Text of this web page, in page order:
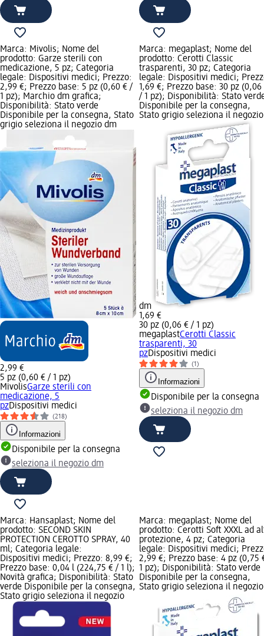
Marca: Mivolis; Nome del
prodotto: Garze sterili con
medicazione, 5 pz; Categoria
legale: Dispositivi medici; Prezzo:
2,99 €; Prezzo base: 5 pz (0,60 € /
1 pz); Marchio dm grafica;
Disponibilità: Stato verde
Disponibile per la consegna, Stato
grigio seleziona il negozio dm
2,99 €
5 pz (0,60 € / 1 pz)
MivolisGarze sterili con
medicazione, 5
pzDispositivi medici
(218)
Informazioni
Disponibile per la consegna
seleziona il negozio dm
Marca: megaplast; Nome del
prodotto: Cerotti Classic
trasparenti, 30 pz; Categoria
legale: Dispositivi medici;
1,69 €; Prezzo base: 30 pz (0,06
/ 1 pz); Disponibilità: Stato
Disponibile per la consegna,
Stato grigio seleziona il negozio
dm
1,69 €
30 pz (0,06 € / 1 pz)
megaplastCerotti Classic
trasparenti, 30
pzDispositivi medici
(1)
Informazioni
Disponibile per la consegna
seleziona il negozio dm
Marca: Hansaplast; Nome del
prodotto: SECOND SKIN
PROTECTION CEROTTO SPRAY, 40
ml; Categoria legale:
Dispositivi medici; Prezzo: 8,99 €;
Prezzo base: 0,04 l (224,75 € / 1 l);
Novità grafica; Disponibilità: Stato
verde Disponibile per la consegna,
Stato grigio seleziona il negozio
Marca: megaplast; Nome del
prodotto: Cerotti Soft XXXL ad
protezione, 4 pz; Categoria
legale: Dispositivi medici;
2,99 €; Prezzo base: 4 pz (0,75
1 pz); Disponibilità: Stato verde
Disponibile per la consegna,
Stato grigio seleziona il negozio